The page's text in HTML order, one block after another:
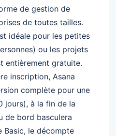
de gestion de
de toutes tailles.
idéale pour les petites
ou les projets
entièrement gratuite.
inscription, Asana
complète pour une
jours), à la fin de la
de bord basculera
Basic, le décompte